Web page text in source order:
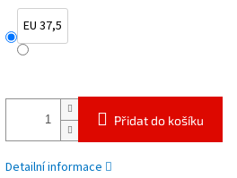
EU 37,5
Přidat do košíku
Detailní informace